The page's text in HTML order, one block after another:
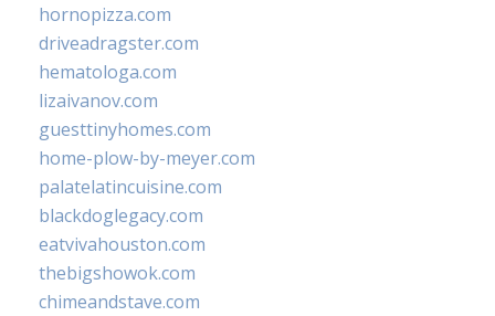
hornopizza.com
driveadragster.com
hematologa.com
lizaivanov.com
guesttinyhomes.com
home-plow-by-meyer.com
palatelatincuisine.com
blackdoglegacy.com
eatvivahouston.com
thebigshowok.com
chimeandstave.com